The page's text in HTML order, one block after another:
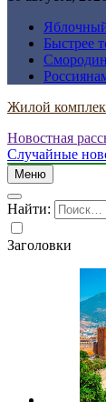
Быстрее
Жилой
Новостная
Случайные
Меню
Найти:
Заголовки